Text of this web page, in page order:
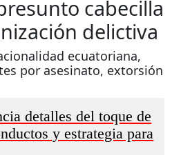
cabecilla
delictiva
ecuatoriana,
por asesinato, extorsión
detalles del toque de
y estrategia para